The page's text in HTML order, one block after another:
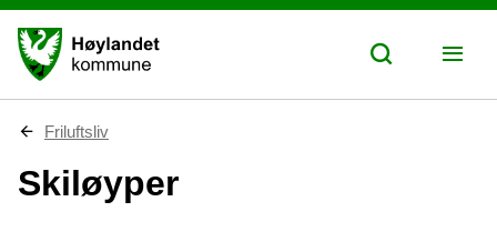
D
e
r
Friluftsliv
Skiløyper